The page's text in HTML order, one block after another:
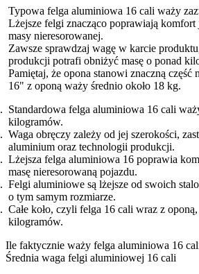
Typowa felga aluminiowa 16 cali waży
Lżejsze felgi znacząco poprawiają
masy nieresorowanej.
Zawsze sprawdzaj wagę w karcie
produkcji potrafi obniżyć masę o ponad
Pamiętaj, że opona stanowi znaczną część
16" z oponą waży średnio około 18 kg.
Standardowa felga aluminiowa 16 cali
kilogramów.
Waga obręczy zależy od jej szerokości,
aluminium oraz technologii produkcji.
Lżejsza felga aluminiowa 16 poprawia
masę nieresorowaną pojazdu.
Felgi aluminiowe są lżejsze od swoich
o tym samym rozmiarze.
Całe koło, czyli felga 16 cali wraz z
kilogramów.
Ile faktycznie waży felga aluminiowa 16
Średnia waga felgi aluminiowej 16 cali